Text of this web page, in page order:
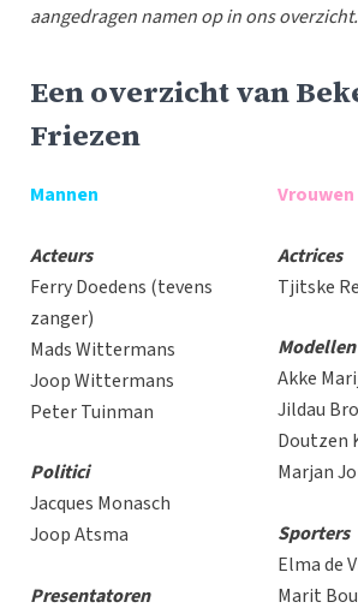
aangedragen namen op in ons overzicht.
Een overzicht van
Friezen
Mannen
Acteurs
Ferry Doedens (tevens
zanger)
Mads Wittermans
Joop Wittermans
Peter Tuinman
Politici
Jacques Monasch
Joop Atsma
Presentatoren
Vrouwen
Actrices
Tjitske
Modellen
Akke
Jildau
Doutzen
Marjan
Sporters
Elma de
Marit